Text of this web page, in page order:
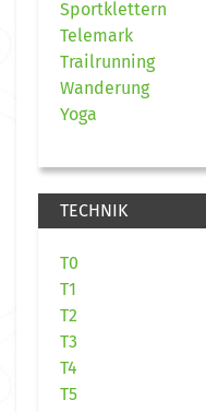
Sportklettern
Telemark
Trailrunning
Wanderung
Yoga
TECHNIK
T0
T1
T2
T3
T4
T5